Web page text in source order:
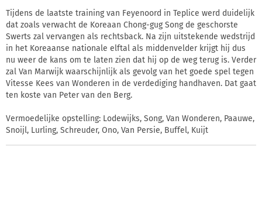
Tijdens de laatste training van Feyenoord in Teplice werd duidelijk
dat zoals verwacht de Koreaan Chong-gug Song de geschorste
Swerts zal vervangen als rechtsback. Na zijn uitstekende wedstrijd
in het Koreaanse nationale elftal als middenvelder krijgt hij dus
nu weer de kans om te laten zien dat hij op de weg terug is. Verder
zal Van Marwijk waarschijnlijk als gevolg van het goede spel tegen
Vitesse Kees van Wonderen in de verdediging handhaven. Dat gaat
ten koste van Peter van den Berg.
Vermoedelijke opstelling: Lodewijks, Song, Van Wonderen, Paauwe,
Snoijl, Lurling, Schreuder, Ono, Van Persie, Buffel, Kuijt